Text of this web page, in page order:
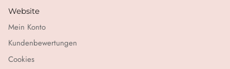
Website
Mein Konto
Kundenbewertungen
Cookies